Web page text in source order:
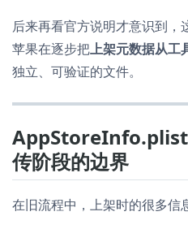
后来再看官方说明才意识到
苹果在逐步把上架元数据从工
独立、可验证的文件。
AppStoreInfo.plist
传阶段的边界
在旧流程中，上架时的很多信